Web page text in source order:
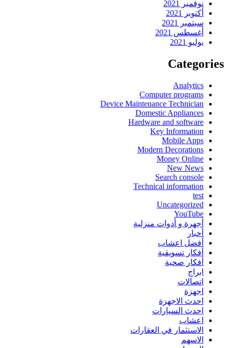
نوفمبر 2021
أكتوبر 2021
سبتمبر 2021
أغسطس 2021
يوليو 2021
Categories
Analytics
Computer programs
Device Maintenance Technician
Domestic Appliances
Hardware and software
Key Information
Mobile Apps
Modern Decorations
Money Online
New News
Search console
Technical information
test
Uncategorized
YouTube
أجهرة و أدوات منزلية
أخبار
أفضل اعشاب
أفكار تسويقية
أفكار صحية
ابراج
اتصالات
اجهزة
احدث الاجهزة
احدث السيارات
اعشاب
الاستثمار في العقارات
الاسهم